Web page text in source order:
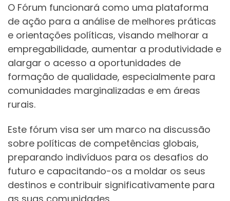
O Fórum funcionará como uma plataforma
de ação para a análise de melhores práticas
e orientações políticas, visando melhorar a
empregabilidade, aumentar a produtividade e
alargar o acesso a oportunidades de
formação de qualidade, especialmente para
comunidades marginalizadas e em áreas
rurais.
Este fórum visa ser um marco na discussão
sobre políticas de competências globais,
preparando indivíduos para os desafios do
futuro e capacitando-os a moldar os seus
destinos e contribuir significativamente para